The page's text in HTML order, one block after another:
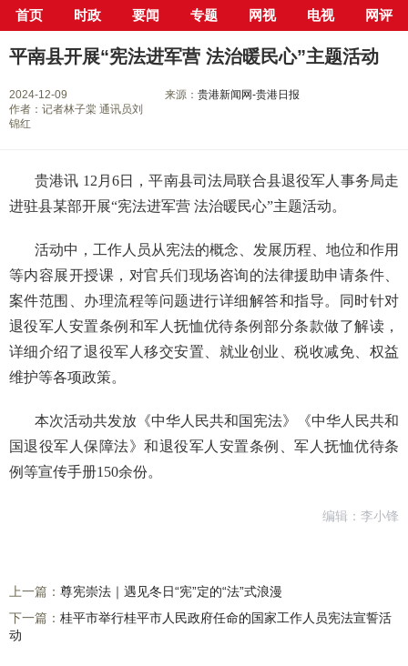
首页 时政 要闻 专题 网视 电视 网评
当前位置： 首页> 专栏>尊宪崇法> 正文
平南县开展“宪法进军营 法治暖民心”主题活动
2024-12-09 来源：贵港新闻网-贵港日报
作者：记者林子棠 通讯员刘
锦红
贵港讯 12月6日，平南县司法局联合县退役军人事务局走
进驻县某部开展“宪法进军营 法治暖民心”主题活动。
活动中，工作人员从宪法的概念、发展历程、地位和作用
等内容展开授课，对官兵们现场咨询的法律援助申请条件、
案件范围、办理流程等问题进行详细解答和指导。同时针对
退役军人安置条例和军人抚恤优待条例‌部分条款做了解读，
详细介绍了退役军人移交安置、就业创业、税收减免、权益
维护等各项政策。
本次活动共发放《中华人民共和国宪法》《中华人民共和
国退役军人保障法》和退役军人安置条例、军人抚恤优待条
例等宣传手册150余份。
编辑：李小锋
上一篇： 尊宪崇法｜遇见冬日“宪”定的“法”式浪漫
下一篇： 桂平市举行桂平市人民政府任命的国家工作人员宪法宣誓活
动